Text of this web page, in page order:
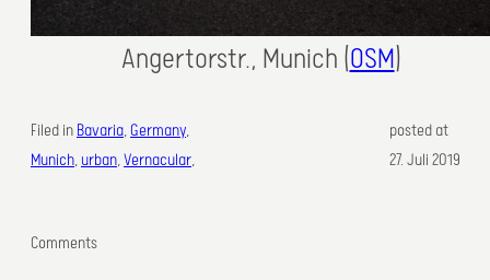
Angertorstr., Munich (OSM)
Filed in Bavaria, Germany
Munich, urban, Vernacular,
posted at
27. Juli 2019
Comments